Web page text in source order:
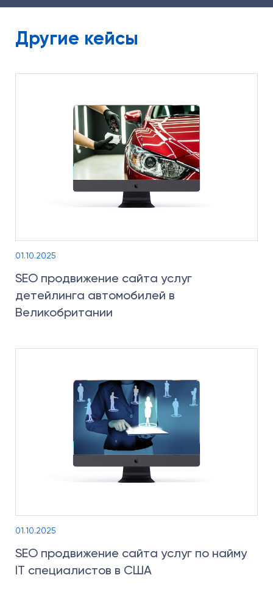
Другие кейсы
01.10.2025
SEO продвижение сайта услуг
детейлинга автомобилей в
Великобритании
01.10.2025
SEO продвижение сайта услуг по найму
IT специалистов в США